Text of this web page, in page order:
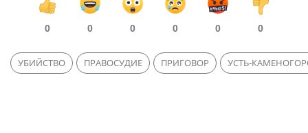
0 0 0 0 0 0
УБИЙСТВО ПРАВОСУДИЕ ПРИГОВОР УСТЬ-